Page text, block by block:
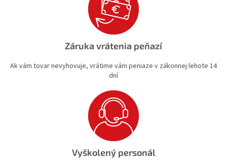
Záruka vrátenia peňazí
Ak vám tovar nevyhovuje, vrátime vám peniaze v zákonnej lehote 14
dní
Vyškolený personál